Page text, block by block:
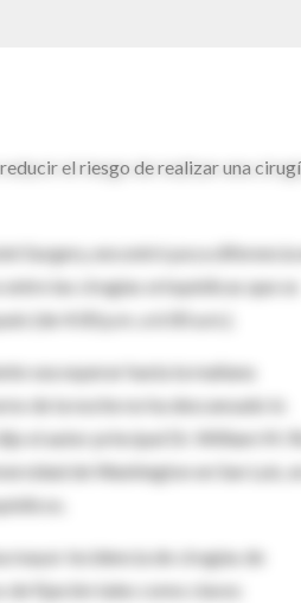
el riesgo de realizar una
Surgery, encontró poca diferencia
las cirugías ortopédicas que se
(de 4:00 p.m. a 6:00 a.m.).
sea esperar hasta la mañana
de la noche no ha descansado lo
el autor principal Dr. William M.
de Washington en San Luis,
mayor incidencia de cirugías de
fijación tales como clavos